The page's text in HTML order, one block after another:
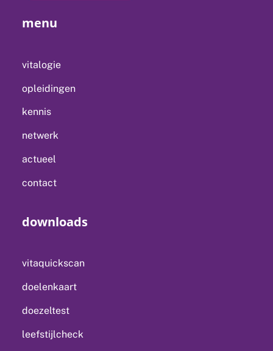
menu
vitalogie
opleidingen
kennis
netwerk
actueel
contact
downloads
vitaquickscan
doelenkaart
doezeltest
leefstijlcheck